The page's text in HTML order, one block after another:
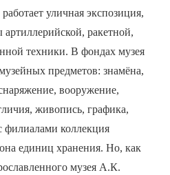
уличная экспозиция,
артиллерийской, ракетной,
техники. В фондах музея
предметов: знамёна,
вооружение,
живопись, графика,
филиалами коллекция
единиц хранения. Но, как
музея А.К.